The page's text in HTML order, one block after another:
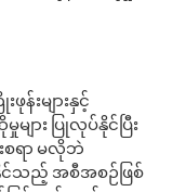
းများနှင့်
ျား ပြုလုပ်နိုင်ပြီး
ရာ မလိုဘဲ
င်သည့် အစီအစဉ်ဖြစ်